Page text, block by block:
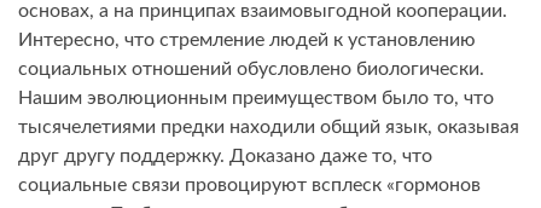
основах, а на принципах взаимовыгодной кооперации.
Интересно, что стремление людей к установлению
социальных отношений обусловлено биологически.
Нашим эволюционным преимуществом было то, что
тысячелетиями предки находили общий язык, оказывая
друг другу поддержку. Доказано даже то, что
социальные связи провоцируют всплеск «гормонов